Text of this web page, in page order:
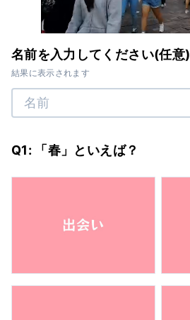
名前を入力してください(任意)
結果に表示されます
Q1: 「春」といえば？